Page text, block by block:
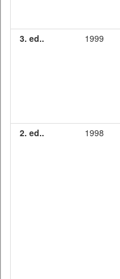
3. ed..
1999
2. ed..
1998